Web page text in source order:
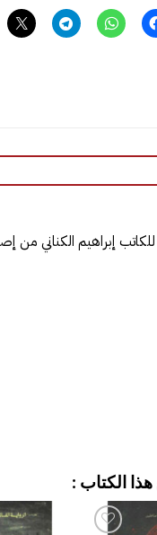
للكاتب إبراهيم الكناني من
هذا الكتاب :